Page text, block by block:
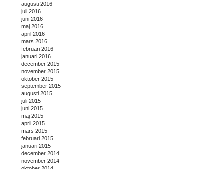
augusti 2016
juli 2016
juni 2016
maj 2016
april 2016
mars 2016
februari 2016
januari 2016
december 2015
november 2015
oktober 2015
september 2015
augusti 2015
juli 2015
juni 2015
maj 2015
april 2015
mars 2015
februari 2015
januari 2015
december 2014
november 2014